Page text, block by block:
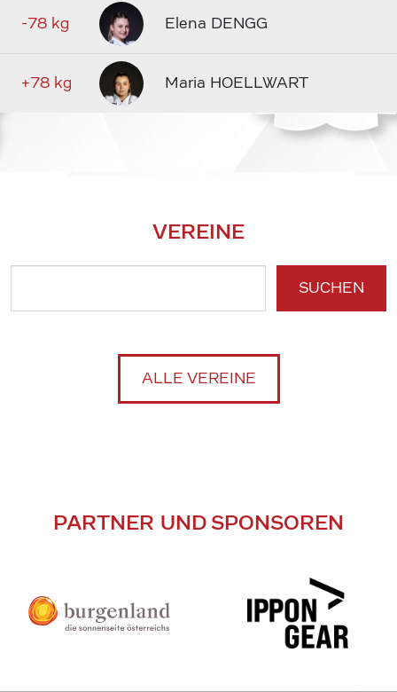
-78 kg Elena DENGG
+78 kg Maria HOELLWART
VEREINE
SUCHEN
ALLE VEREINE
PARTNER UND SPONSOREN